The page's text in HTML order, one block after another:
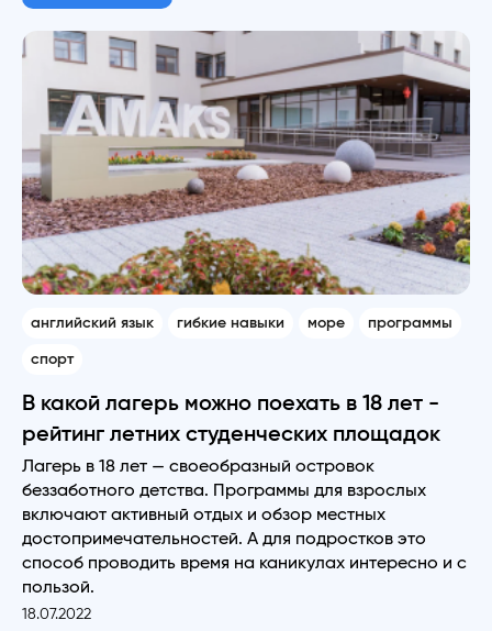
английский язык гибкие навыки море программы
спорт
В какой лагерь можно поехать в 18 лет -
рейтинг летних студенческих площадок
Лагерь в 18 лет — своеобразный островок
беззаботного детства. Программы для взрослых
включают активный отдых и обзор местных
достопримечательностей. А для подростков это
способ проводить время на каникулах интересно и с
пользой.
18.07.2022